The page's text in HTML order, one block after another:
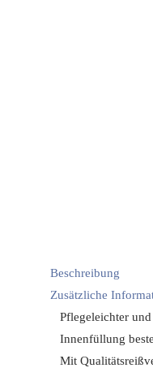
Beschreibung
Zusätzliche
Pflegeleichter
Innenfüllung
Mit